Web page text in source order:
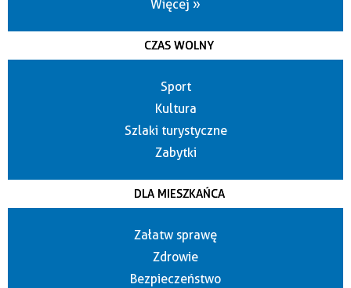
Więcej »
CZAS WOLNY
Sport
Kultura
Szlaki turystyczne
Zabytki
DLA MIESZKAŃCA
Załatw sprawę
Zdrowie
Bezpieczeństwo